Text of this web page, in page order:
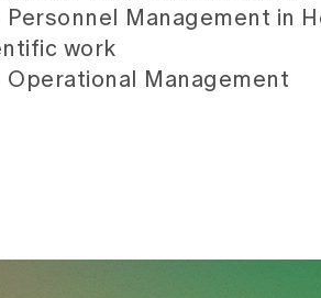
Personnel Management in
work
Operational Management